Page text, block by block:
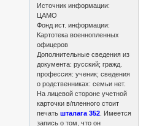
Источник информации:
ЦАМО
Фонд ист. информации:
Картотека военнопленных
офицеров
Дополнительные сведения из
документа: русский; гражд.
профессия: ученик; сведения
о родственниках: семьи нет.
На лицевой стороне учетной
карточки в/пленного стоит
печатьшталага 352 . Имеется
запись о том, что он